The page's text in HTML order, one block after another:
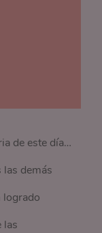
de este día…
las demás
logrado
las